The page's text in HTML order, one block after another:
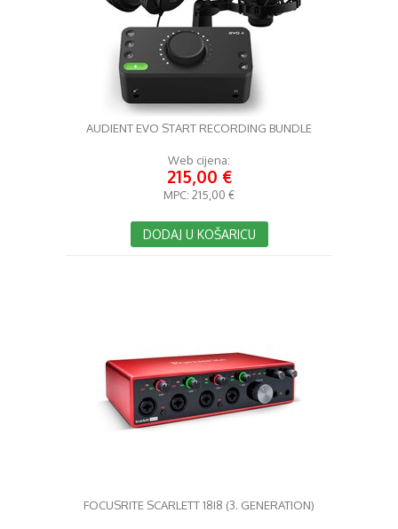
AUDIENT EVO START RECORDING BUNDLE
Web cijena:
215,00 €
MPC: 215,00 €
DODAJ U KOŠARICU
FOCUSRITE SCARLETT 18I8 (3. GENERATION)